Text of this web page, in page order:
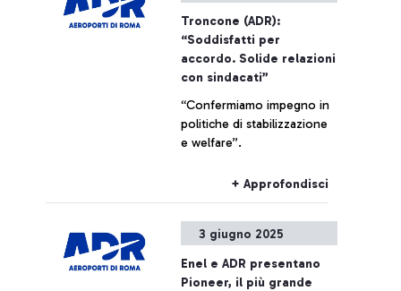
Troncone (ADR):
“Soddisfatti per
accordo. Solide relazioni
con sindacati”
“Confermiamo impegno in
politiche di stabilizzazione
e welfare”.
+ Approfondisci
3 giugno 2025
Enel e ADR presentano
Pioneer, il più grande